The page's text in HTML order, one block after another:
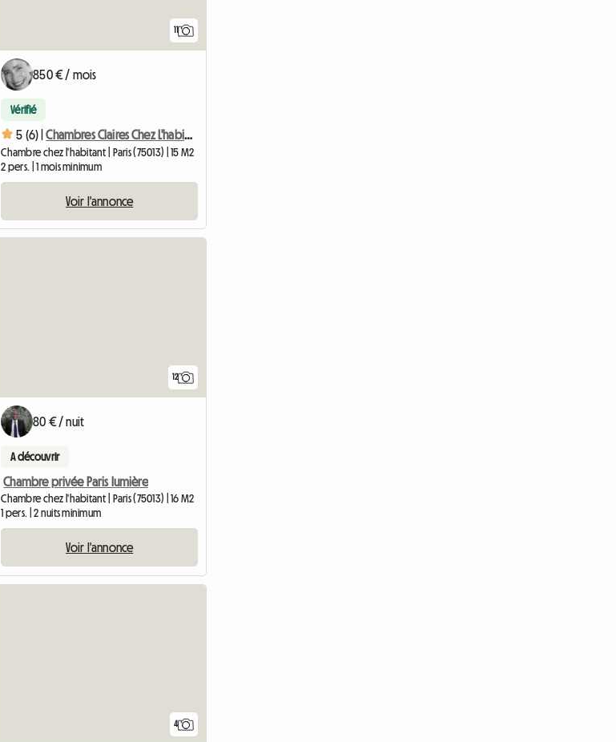
11
850 € / mois
Vérifié
5 (6) | Chambres Claires Chez L'habitant Avec Accès Terrasse
Chambre chez l'habitant | Paris (75013) | 15 M2
2 pers. | 1 mois minimum
Voir l'annonce
12
80 € / nuit
A découvrir
Chambre privée Paris lumière
Chambre chez l'habitant | Paris (75013) | 16 M2
1 pers. | 2 nuits minimum
Voir l'annonce
4